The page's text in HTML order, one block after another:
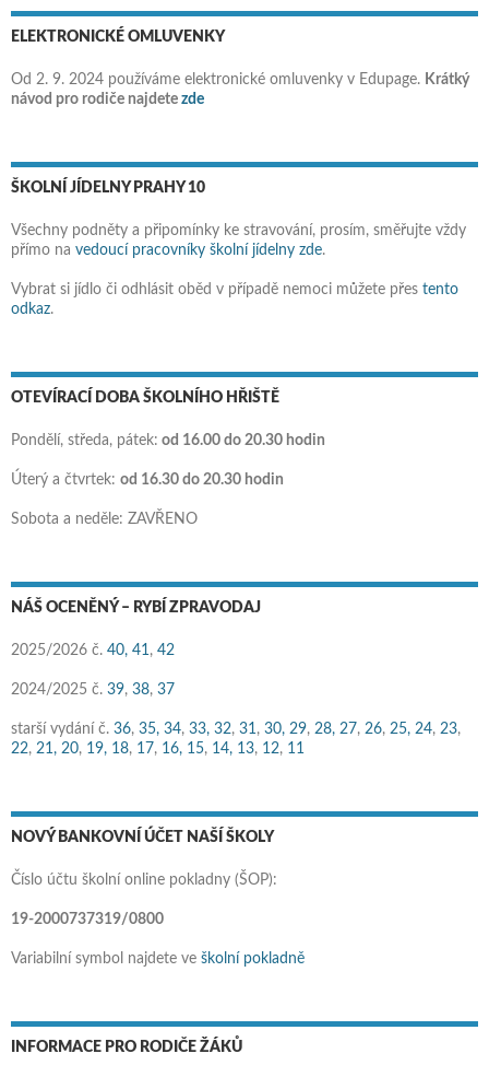
ELEKTRONICKÉ OMLUVENKY
Od 2. 9. 2024 používáme elektronické omluvenky v Edupage. Krátký
návod pro rodiče najdete zde
ŠKOLNÍ JÍDELNY PRAHY 10
Všechny podněty a připomínky ke stravování, prosím, směřujte vždy
přímo na vedoucí pracovníky školní jídelny zde.
Vybrat si jídlo či odhlásit oběd v případě nemoci můžete přes tento
odkaz.
OTEVÍRACÍ DOBA ŠKOLNÍHO HŘIŠTĚ
Pondělí, středa, pátek: od 16.00 do 20.30 hodin
Úterý a čtvrtek: od 16.30 do 20.30 hodin
Sobota a neděle: ZAVŘENO
NÁŠ OCENĚNÝ – RYBÍ ZPRAVODAJ
2025/2026 č. 40, 41, 42
2024/2025 č. 39, 38, 37
starší vydání č. 36, 35, 34, 33, 32, 31, 30, 29, 28, 27, 26, 25, 24, 23,
22, 21, 20, 19, 18, 17, 16, 15, 14, 13, 12, 11
NOVÝ BANKOVNÍ ÚČET NAŠÍ ŠKOLY
Číslo účtu školní online pokladny (ŠOP):
19-2000737319/0800
Variabilní symbol najdete ve školní pokladně
INFORMACE PRO RODIČE ŽÁKŮ